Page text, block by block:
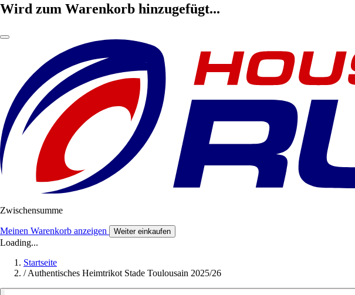
Wird zum Warenkorb hinzugefügt...
Zwischensumme
Meinen Warenkorb anzeigen Weiter einkaufen
Loading...
Startseite
/Authentisches Heimtrikot Stade Toulousain 2025/26